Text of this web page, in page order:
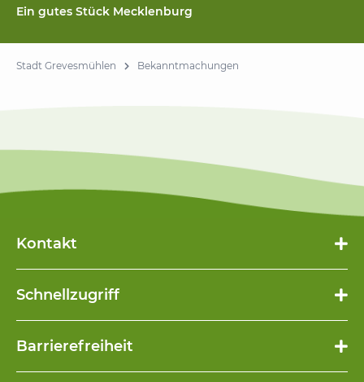
Ein gutes Stück Mecklenburg
Stadt Grevesmühlen Bekanntmachungen
Kontakt
Schnellzugriff
überspringen
Barrierefreiheit